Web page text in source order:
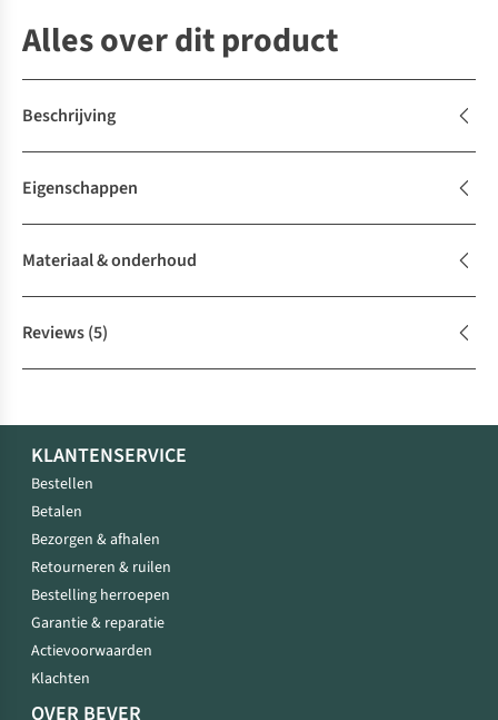
Alles over dit product
Beschrijving
Eigenschappen
Materiaal & onderhoud
Reviews(5)
KLANTENSERVICE
Bestellen
Betalen
Bezorgen & afhalen
Retourneren & ruilen
Bestelling herroepen
Garantie & reparatie
Actievoorwaarden
Klachten
OVER BEVER